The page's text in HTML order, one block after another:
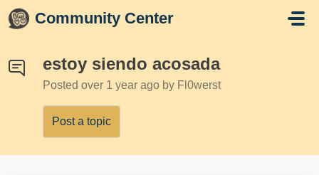
Skip to main content
Community Center
estoy siendo acosada
Posted over 1 year ago by Fl0werst
Post a topic